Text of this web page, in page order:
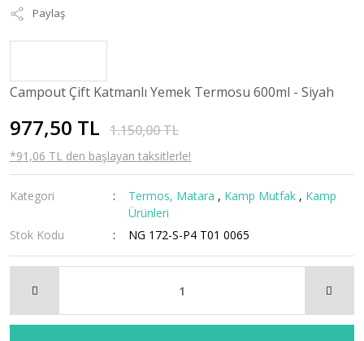
Paylaş
Campout Çift Katmanlı Yemek Termosu 600ml - Siyah
977,50 TL 1.150,00 TL
*91,06 TL den başlayan taksitlerle!
Kategori Termos, Matara , Kamp Mutfak , Kamp
Ürünleri
Stok Kodu
NG 172-S-P4 T01 0065